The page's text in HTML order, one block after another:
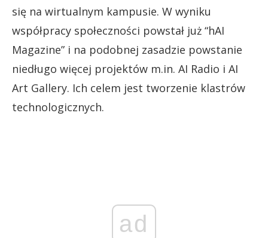
się na wirtualnym kampusie. W wyniku
współpracy społeczności powstał już “hAI
Magazine” i na podobnej zasadzie powstanie
niedługo więcej projektów m.in. AI Radio i AI
Art Gallery. Ich celem jest tworzenie klastrów
technologicznych.
ad